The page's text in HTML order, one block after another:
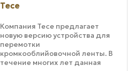
Tece
Компания Tece предлагает
новую версию устройства для
перемотки
кромкооблийовочной ленты. В
течение многих лет данная